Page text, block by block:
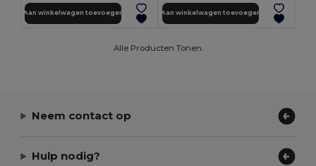
Aan winkelwagen toevoegen Aan winkelwagen toevoegen
Alle Producten Tonen.
Neem contact op
Hulp nodig?